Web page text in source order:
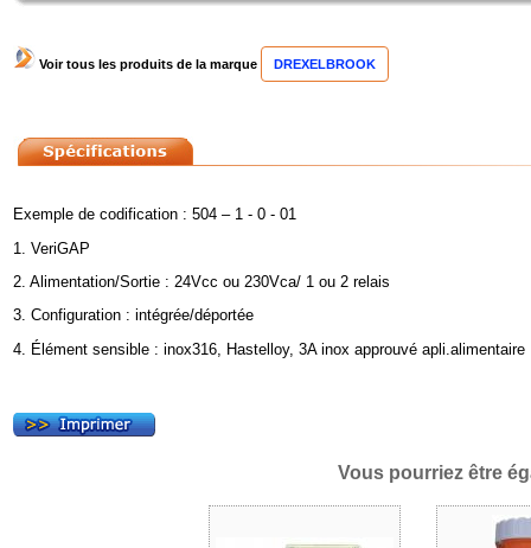
Voir tous les produits de la marque DREXELBROOK
Exemple de codification : 504 – 1 - 0 - 01
1. VeriGAP
2. Alimentation/Sortie : 24Vcc ou 230Vca/ 1 ou 2 relais
3. Configuration : intégrée/déportée
4. Élément sensible : inox316, Hastelloy, 3A inox approuvé apli.alimentaire
Vous pourriez être